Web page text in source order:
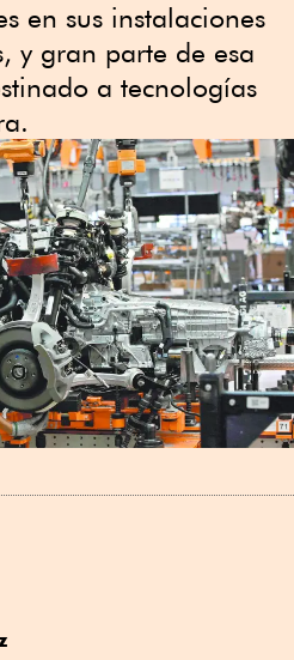
en sus instalaciones
y gran parte de esa
a tecnologías